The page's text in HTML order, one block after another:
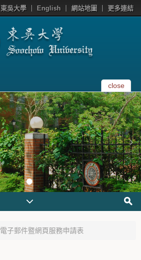
東吳大學 English 網站地圖 更多連結
close
電子郵件暨網頁服務申請表